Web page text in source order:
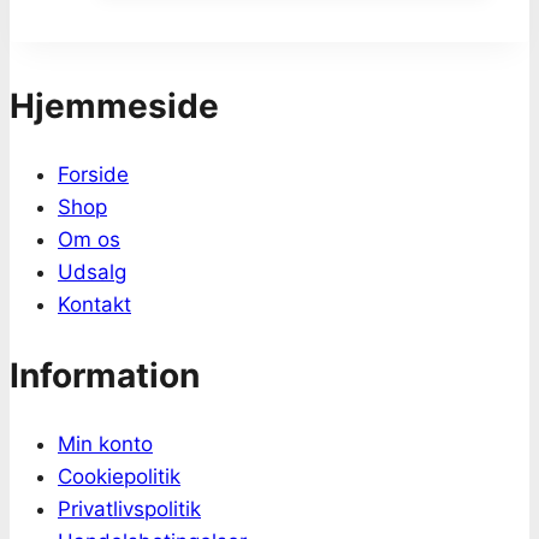
Hjemmeside
Forside
Shop
Om os
Udsalg
Kontakt
Information
Min konto
Cookiepolitik
Privatlivspolitik